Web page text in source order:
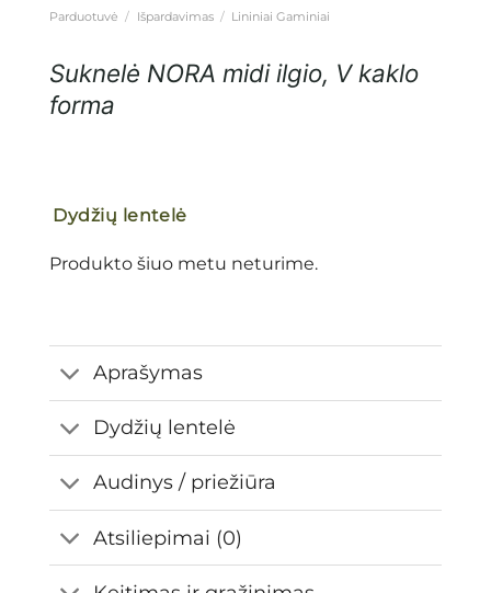
Parduotuvė / Išpardavimas / Lininiai Gaminiai
Suknelė NORA midi ilgio, V kaklo
forma
Dydžių lentelė
Produkto šiuo metu neturime.
Aprašymas
Dydžių lentelė
Audinys / priežiūra
Atsiliepimai (0)